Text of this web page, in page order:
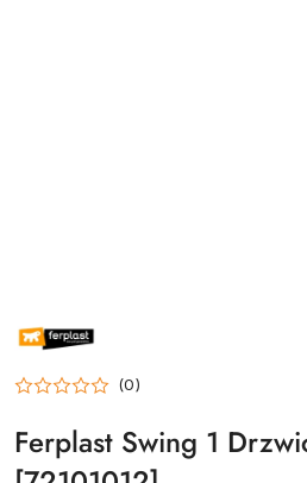
NAZWA
PRODUCENTA:
FERPLAST
(0)
Ferplast Swing 1